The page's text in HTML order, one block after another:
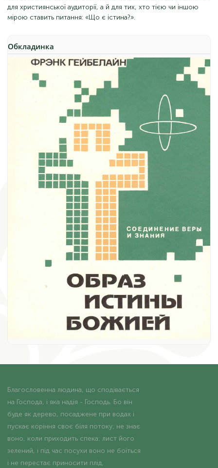
для християнської аудиторії, а й для тих, хто тією чи іншою
мірою ставить питання: «Що є істина?».
Обкладинка
Благословенна людина, що сподівається
на Господа, і яка надія - Господь. Бо він
буде як дерево, посаджене при водах і
пускає коріння своє біля потоку; не знає
воно, коли приходить спека; лист його
зелений, і під час посухи воно не боїться
і не перестає приносити плід.